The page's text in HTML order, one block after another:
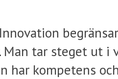
tar steget ut i
har kompetens